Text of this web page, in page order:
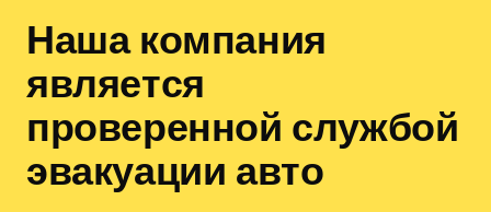
Наша компания
является
проверенной службой
эвакуации авто